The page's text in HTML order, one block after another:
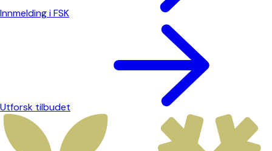
Innmelding i FSK
Utforsk tilbudet